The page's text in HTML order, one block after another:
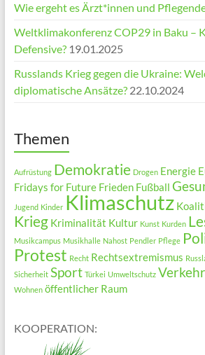
Wie ergeht es Ärzt*innen und
Weltklimakonferenz COP29 in Baku –
Defensive? 19.01.2025
Russlands Krieg gegen die Ukraine:
diplomatische Ansätze? 22.10.2024
Themen
Aufrüstung Demokratie Drogen Energie
Fridays for Future Frieden Fußball
Jugend Kinder Klimaschutz
Krieg Kriminalität Kultur Kunst Kurden
Musikcampus Musikhalle Nahost Pendler Pflege
Protest Recht Rechtsextremismus
Sicherheit Sport Türkei Umweltschutz
Wohnen öffentlicher Raum
KOOPERATION: